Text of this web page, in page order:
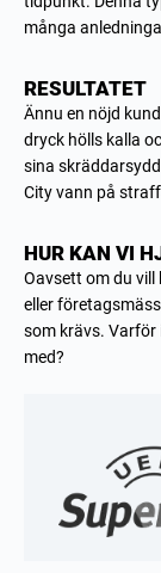
många
RESULTATET
Ännu en nöjd
dryck hölls kalla
sina
City vann på
HUR KAN VI
Oavsett om du vill
eller
som krävs. Varför
med?